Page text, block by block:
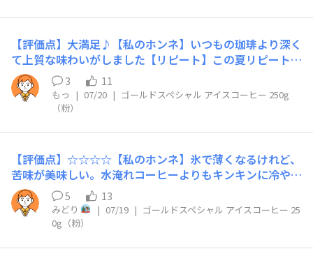
・珈琲豆(粉)25g ・氷(冷蔵庫製氷機)200g 飲む時に好
みで追加 ・湯 300g【リピート】あり【こんな時に
おすすめ】★すぐにキンキンアイスコーヒーをキュッとす
ぐに飲みたい、たっぷり飲みたい、予定外な複数人分淹れ
たい時に休日の今朝は昨夜のガパオライス具材サンドイッ
チに泡立てたアイスコーヒーと一昨日は泡立てずに急冷式
でいただきました
【評価点】大満足♪【私のホンネ】いつもの珈琲より深く
て上質な味わいがしました【リピート】この夏リピート確
定です！【こんな時におすすめ】急冷式でゆったりした気
分で淹れてみました。まずは少量のお湯で蒸らし、その後
もゆっくりと少しずつお湯を注ぎ、気持ちが和らぐのを感
ーツといただきたいです♪
3 11
もっ | 07/20 | ゴールドスペシャル アイスコーヒー 250g
（粉）
【評価点】☆☆☆☆【私のホンネ】氷で薄くなるけれど、
苦味が美味しい。水淹れコーヒーよりもキンキンに冷やせ
る。【リピート】アリ【こんな時におすすめ】少しだけア
イスコーヒーを飲みたい時
5 13
みどり | 07/19 | ゴールドスペシャル アイスコーヒー 25
0g（粉）